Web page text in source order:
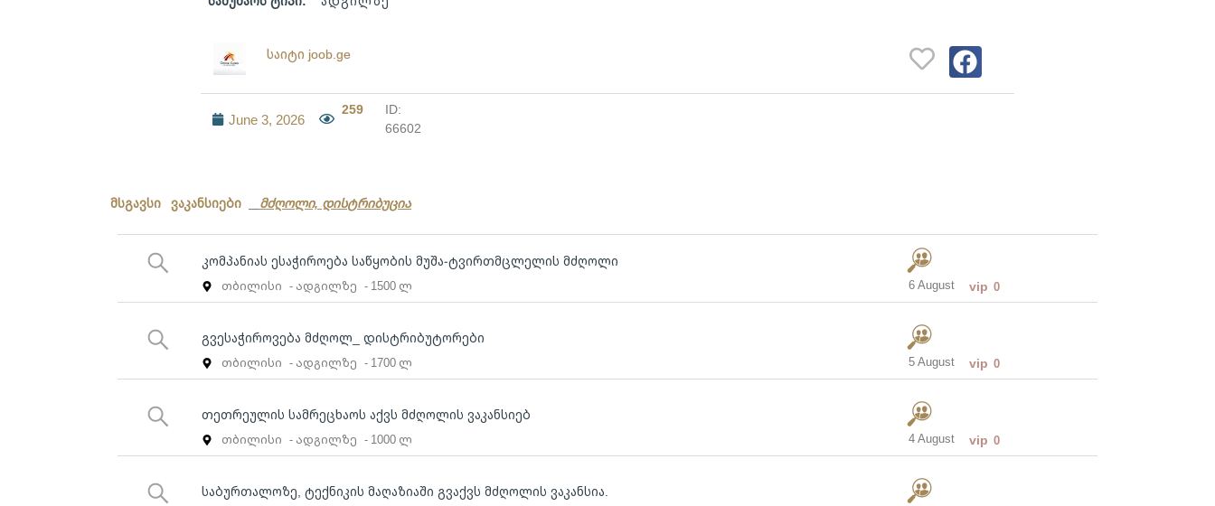
საიტი joob.ge
June 3, 2026
259
ID:
66602
მსგავსი ვაკანსიები მძღოლი, დისტრიბუცია
კომპანიას ესაჭიროება საწყობის მუშა-ტვირთმცლელის მძღოლი
თბილისი - ადგილზე - 1500 ლ 6 August vip 0
გვესაჭიროვება მძღოლ_ დისტრიბუტორები
თბილისი - ადგილზე - 1700 ლ 5 August vip 0
თეთრეულის სამრეცხაოს აქვს მძღოლის ვაკანსიებ
თბილისი - ადგილზე - 1000 ლ 4 August vip 0
საბურთალოზე, ტექნიკის მაღაზიაში გვაქვს მძღოლის ვაკანსია.